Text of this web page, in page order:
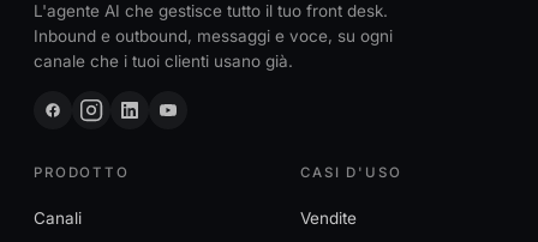
L'agente AI che gestisce tutto il tuo front desk.
Inbound e outbound, messaggi e voce, su ogni
canale che i tuoi clienti usano già.
PRODOTTO
Canali
CASI D'USO
Vendite